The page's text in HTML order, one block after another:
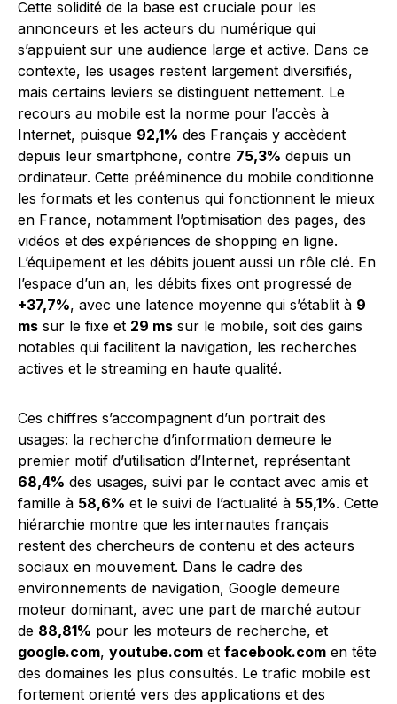
Cette solidité de la base est cruciale pour les
annonceurs et les acteurs du numérique qui
s’appuient sur une audience large et active. Dans ce
contexte, les usages restent largement diversifiés,
mais certains leviers se distinguent nettement. Le
recours au mobile est la norme pour l’accès à
Internet, puisque 92,1% des Français y accèdent
depuis leur smartphone, contre 75,3% depuis un
ordinateur. Cette prééminence du mobile conditionne
les formats et les contenus qui fonctionnent le mieux
en France, notamment l’optimisation des pages, des
vidéos et des expériences de shopping en ligne.
L’équipement et les débits jouent aussi un rôle clé. En
l’espace d’un an, les débits fixes ont progressé de
+37,7%, avec une latence moyenne qui s’établit à 9
ms sur le fixe et 29 ms sur le mobile, soit des gains
notables qui facilitent la navigation, les recherches
actives et le streaming en haute qualité.
Ces chiffres s’accompagnent d’un portrait des
usages: la recherche d’information demeure le
premier motif d’utilisation d’Internet, représentant
68,4% des usages, suivi par le contact avec amis et
famille à 58,6% et le suivi de l’actualité à 55,1%. Cette
hiérarchie montre que les internautes français
restent des chercheurs de contenu et des acteurs
sociaux en mouvement. Dans le cadre des
environnements de navigation, Google demeure
moteur dominant, avec une part de marché autour
de 88,81% pour les moteurs de recherche, et
google.com, youtube.com et facebook.com en tête
des domaines les plus consultés. Le trafic mobile est
fortement orienté vers des applications et des